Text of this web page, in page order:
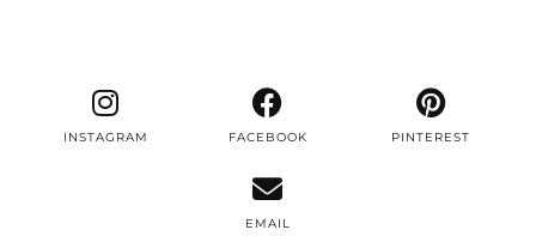
INSTAGRAM FACEBOOK PINTEREST
EMAIL